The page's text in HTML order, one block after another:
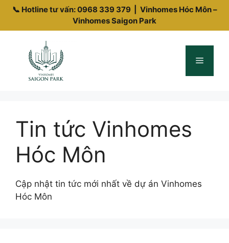
📞 Hotline tư vấn:0968 339 379 | Vinhomes Hóc Môn –
Vinhomes Saigon Park
Menu
Tin tức Vinhomes
Hóc Môn
Cập nhật tin tức mới nhất về dự án Vinhomes
Hóc Môn